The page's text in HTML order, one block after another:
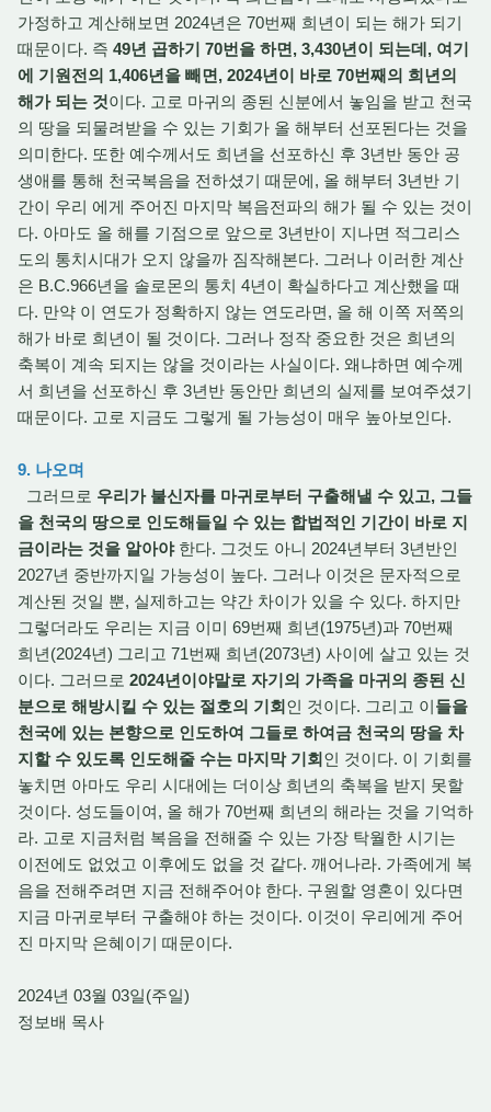
가정하고 계산해보면 2024년은 70번째 희년이 되는 해가 되기
때문이다. 즉 49년 곱하기 70번을 하면, 3,430년이 되는데, 여기
에 기원전의 1,406년을 빼면, 2024년이 바로 70번째의 희년의
해가 되는 것이다. 고로 마귀의 종된 신분에서 놓임을 받고 천국
의 땅을 되물려받을 수 있는 기회가 올 해부터 선포된다는 것을
의미한다. 또한 예수께서도 희년을 선포하신 후 3년반 동안 공
생애를 통해 천국복음을 전하셨기 때문에, 올 해부터 3년반 기
간이 우리 에게 주어진 마지막 복음전파의 해가 될 수 있는 것이
다. 아마도 올 해를 기점으로 앞으로 3년반이 지나면 적그리스
도의 통치시대가 오지 않을까 짐작해본다. 그러나 이러한 계산
은 B.C.966년을 솔로몬의 통치 4년이 확실하다고 계산했을 때
다. 만약 이 연도가 정확하지 않는 연도라면, 올 해 이쪽 저쪽의
해가 바로 희년이 될 것이다. 그러나 정작 중요한 것은 희년의
축복이 계속 되지는 않을 것이라는 사실이다. 왜냐하면 예수께
서 희년을 선포하신 후 3년반 동안만 희년의 실제를 보여주셨기
때문이다. 고로 지금도 그렇게 될 가능성이 매우 높아보인다.
9. 나오며
그러므로 우리가 불신자를 마귀로부터 구출해낼 수 있고, 그들
을 천국의 땅으로 인도해들일 수 있는 합법적인 기간이 바로 지
금이라는 것을 알아야한다. 그것도 아니 2024년부터 3년반인
2027년 중반까지일 가능성이 높다. 그러나 이것은 문자적으로
계산된 것일 뿐, 실제하고는 약간 차이가 있을 수 있다. 하지만
그렇더라도 우리는 지금 이미 69번째 희년(1975년)과 70번째
희년(2024년) 그리고 71번째 희년(2073년) 사이에 살고 있는 것
이다. 그러므로 2024년이야말로 자기의 가족을 마귀의 종된 신
분으로 해방시킬 수 있는 절호의 기회인 것이다. 그리고 이들을
천국에 있는 본향으로 인도하여 그들로 하여금 천국의 땅을 차
지할 수 있도록 인도해줄 수는 마지막 기회인 것이다. 이 기회를
놓치면 아마도 우리 시대에는 더이상 희년의 축복을 받지 못할
것이다. 성도들이여, 올 해가 70번째 희년의 해라는 것을 기억하
라. 고로 지금처럼 복음을 전해줄 수 있는 가장 탁월한 시기는
이전에도 없었고 이후에도 없을 것 같다. 깨어나라. 가족에게 복
음을 전해주려면 지금 전해주어야 한다. 구원할 영혼이 있다면
지금 마귀로부터 구출해야 하는 것이다. 이것이 우리에게 주어
진 마지막 은혜이기 때문이다.
2024년 03월 03일(주일)
정보배 목사